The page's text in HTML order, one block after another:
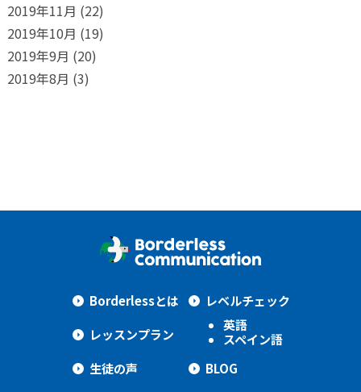
2019年11月 (22)
2019年10月 (19)
2019年9月 (20)
2019年8月 (3)
Borderlessとは
レッスンプラン
生徒の声
レベルチェック
英語
スペイン語
BLOG